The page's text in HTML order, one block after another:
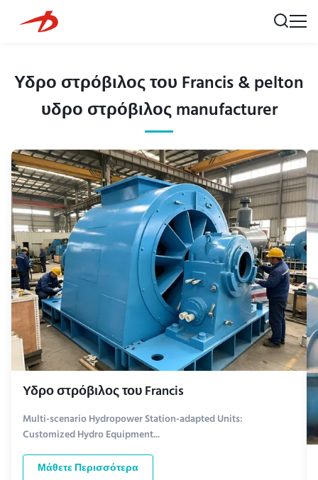
Υδρο στρόβιλος του Francis & pelton
υδρο στρόβιλος manufacturer
Υδρο στρόβιλος του Francis
Multi-scenario Hydropower Station-adapted Units:
Customized Hydro Equipment...
Μάθετε Περισσότερα